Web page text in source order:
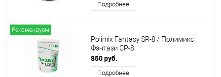
Подробнее
Рекомендуем
Polimix Fantasy SR-8 / Полимикс
Фэнтази СР-8
850 руб.
Подробнее